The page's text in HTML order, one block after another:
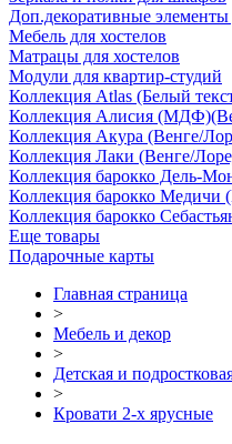
Доп.декоративные
Мебель для хостелов
Матрацы для хостелов
Модули для квартир-студий
Коллекция Atlas (Белый
Коллекция Алисия
Коллекция Акура (Венге/
Коллекция Лаки (Венге/
Коллекция барокко Дель-
Коллекция барокко
Коллекция барокко
Еще товары
Подарочные карты
Главная страница
>
Мебель и декор
>
Детская и
>
Кровати 2-х ярусные